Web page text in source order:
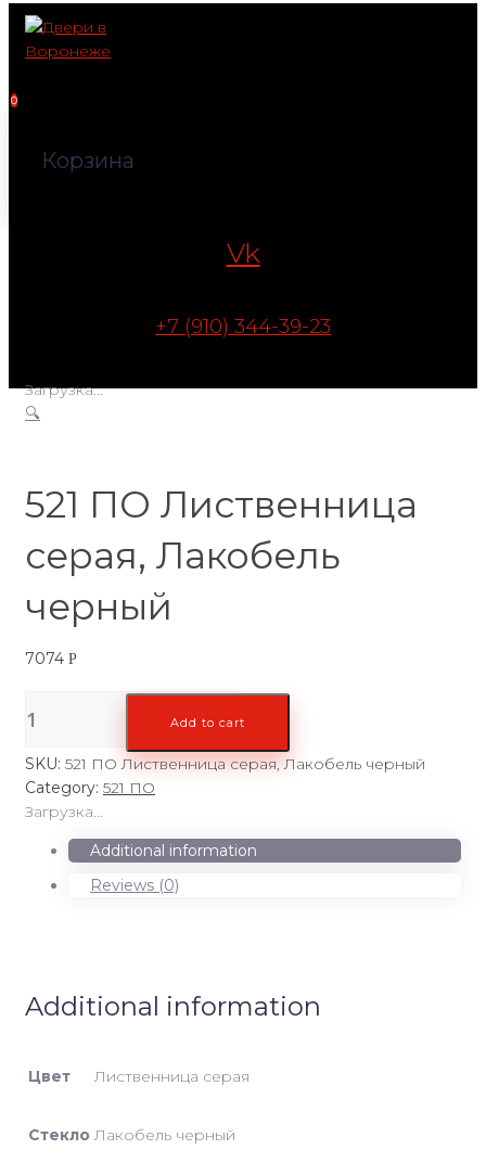
Перейти
контенту
0
Корзина
Vk
+7 (910) 344-39-23
Загрузка...
🔍
521 ПО Лиственница
серая, Лакобель
черный
7074 Р
ПО
Лиственница
серая,
Лакобель
черный
quantity
Add to cart
SKU: 521 ПО Лиственница серая, Лакобель черный
Category: 521 ПО
Загрузка...
Additional information
Reviews (0)
Additional information
Цвет Лиственница серая
Стекло Лакобель черный